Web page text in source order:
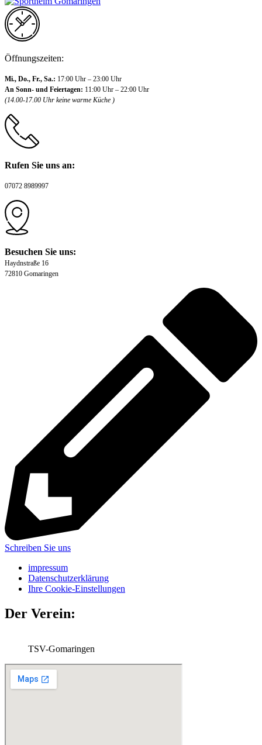
Öffnungszeiten:
Mi., Do., Fr., Sa.: 17:00 Uhr – 23:00 Uhr
An Sonn- und Feiertagen: 11:00 Uhr – 22:00 Uhr
(14.00-17.00 Uhr keine warme Küche )
Rufen Sie uns an:
07072 8989997
Besuchen Sie uns:
Haydnstraße 16
72810 Gomaringen
Schreiben Sie uns
impressum
Datenschutzerklärung
Ihre Cookie-Einstellungen
Der Verein:
TSV-Gomaringen